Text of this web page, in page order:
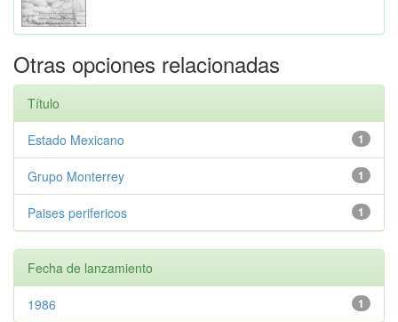
Otras opciones relacionadas
Título
1
Estado Mexicano
1
Grupo Monterrey
1
Paises perifericos
Fecha de lanzamiento
1
1986